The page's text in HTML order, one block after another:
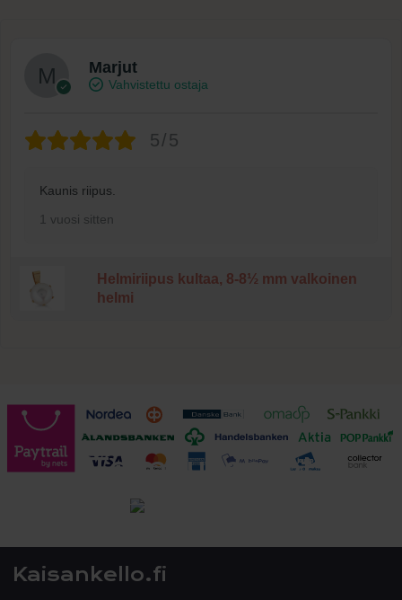
Marjut
Vahvistettu ostaja
5/5
Kaunis riipus.
1 vuosi sitten
Helmiriipus kultaa, 8-8½ mm valkoinen
helmi
Toimitusehdot
Kaisankello.fi